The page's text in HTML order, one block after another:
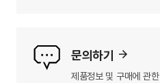
문의하기
제품정보 및 구매에 관한